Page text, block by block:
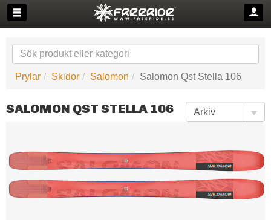
Prylar Skidor Salomon Salomon Qst Stella 106
SALOMON QST STELLA 106